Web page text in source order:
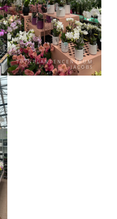
TUINPLANTENCENTRUM
JACOBS